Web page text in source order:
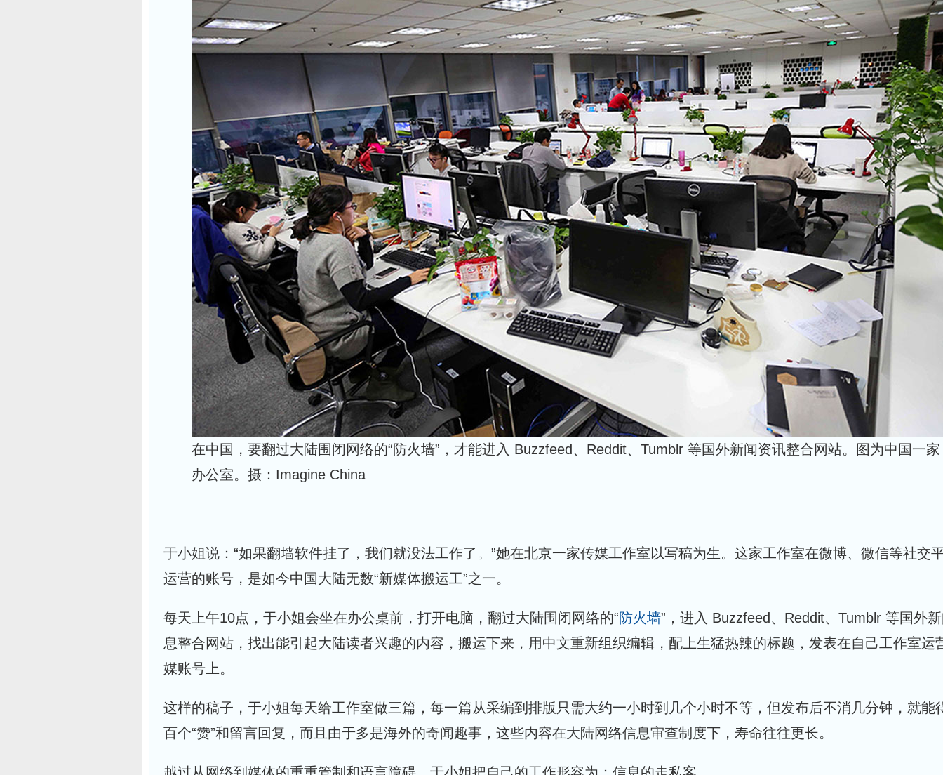
在中国，要翻过大陆围闭网络的“防火墙”，才能进入 Buzzfeed、Reddit、Tumblr 等国外新闻资讯整合网站。图为中国一家
办公室。 摄：Imagine China
于小姐说：“如果翻墙软件挂了，我们就没法工作了。”她在北京一家传媒工作室以写稿为生。这家工作室在微博、微信等社交
运营的账号，是如今中国大陆无数“新媒体搬运工”之一。
每天上午10点，于小姐会坐在办公桌前，打开电脑，翻过大陆围闭网络的“防火墙”，进入 Buzzfeed、Reddit、Tumblr 等国外
息整合网站，找出能引起大陆读者兴趣的内容，搬运下来，用中文重新组织编辑，配上生猛热辣的标题，发表在自己工作室运
媒账号上。
这样的稿子，于小姐每天给工作室做三篇，每一篇从采编到排版只需大约一小时到几个小时不等，但发布后不消几分钟，就能
百个“赞”和留言回复，而且由于多是海外的奇闻趣事，这些内容在大陆网络信息审查制度下，寿命往往更长。